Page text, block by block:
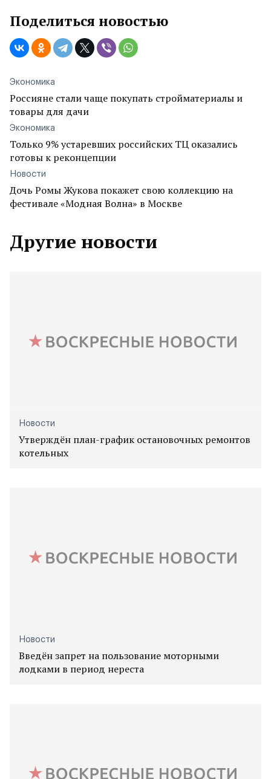
Поделиться новостью
Экономика
Россияне стали чаще покупать стройматериалы и
товары для дачи
Экономика
Только 9% устаревших российских ТЦ оказались
готовы к реконцепции
Новости
Дочь Ромы Жукова покажет свою коллекцию на
фестивале «Модная Волна» в Москве
Другие новости
Новости
Утверждён план-график остановочных ремонтов
котельных
Новости
Введён запрет на пользование моторными
лодками в период нереста